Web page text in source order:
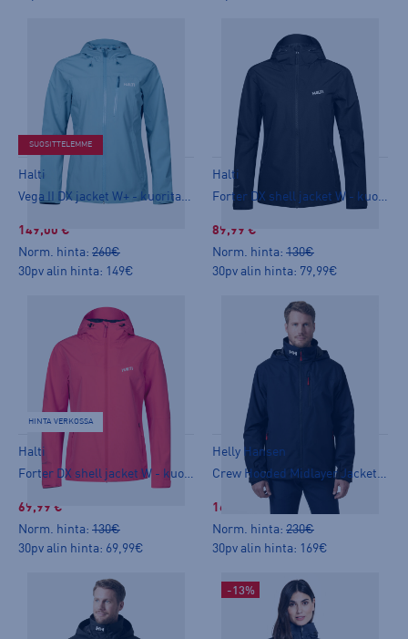
SUOSITTELEMME
Halti
Vega II DX jacket W+ - kuoritakki
149,00 €
Norm. hinta: 260€
30pv alin hinta: 149€
Halti
Forter DX shell jacket W - kuoritakki
89,99 €
Norm. hinta: 130€
30pv alin hinta: 79,99€
HINTA VERKOSSA
Halti
Forter DX shell jacket W - kuoritakki
69,99 €
Norm. hinta: 130€
30pv alin hinta: 69,99€
Helly Hansen
Crew Hooded Midlayer Jacket 2 - kuoritakki
169,00 €
Norm. hinta: 230€
30pv alin hinta: 169€
-13%